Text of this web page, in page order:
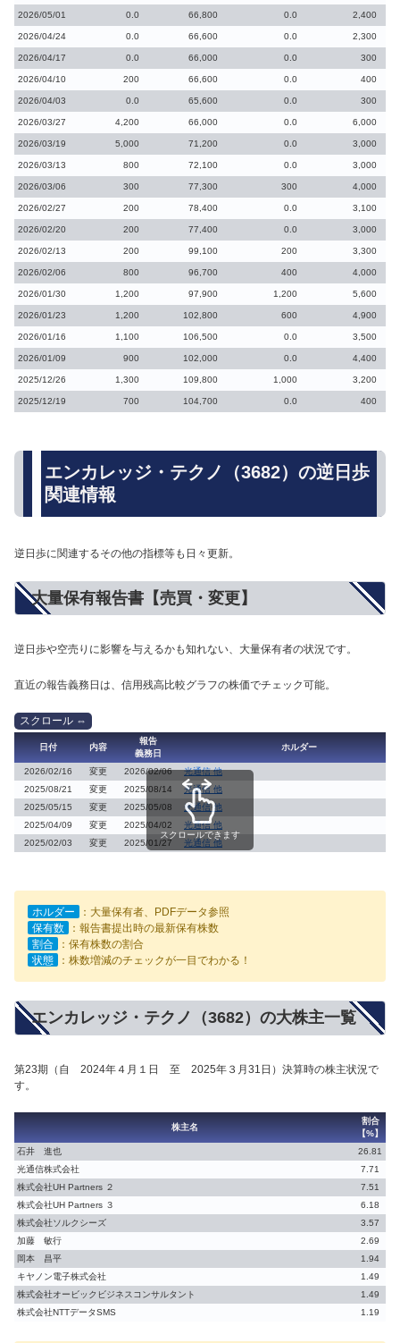
2026/05/01 0.0 66,800 0.0 2,400
2026/04/24 0.0 66,600 0.0 2,300
2026/04/17 0.0 66,000 0.0 300
2026/04/10 200 66,600 0.0 400
2026/04/03 0.0 65,600 0.0 300
2026/03/27 4,200 66,000 0.0 6,000
2026/03/19 5,000 71,200 0.0 3,000
2026/03/13 800 72,100 0.0 3,000
2026/03/06 300 77,300 300 4,000
2026/02/27 200 78,400 0.0 3,100
2026/02/20 200 77,400 0.0 3,000
2026/02/13 200 99,100 200 3,300
2026/02/06 800 96,700 400 4,000
2026/01/30 1,200 97,900 1,200 5,600
2026/01/23 1,200 102,800 600 4,900
2026/01/16 1,100 106,500 0.0 3,500
2026/01/09 900 102,000 0.0 4,400
2025/12/26 1,300 109,800 1,000 3,200
2025/12/19 700 104,700 0.0 400
エンカレッジ・テクノ（3682）の逆日歩
関連情報
逆日歩に関連するその他の指標等も日々更新。
大量保有報告書【売買・変更】
逆日歩や空売りに影響を与えるかも知れない、大量保有者の状況です。
直近の報告義務日は、信用残高比較グラフの株価でチェック可能。
日付 内容
報告
義務日
ホルダー
2026/02/16 変更 2026/02/06
光通信 他
2025/08/21
変更 2025/08/14
光通信 他
2025/05/15
変更 2025/05/08
光通信 他
2025/04/09
変更 2025/04/02
光通信 他
2025/02/03
変更 2025/01/27 光通信 他
スクロールできます
ホルダー
：大量保有者、PDFデータ参照
保有数
：報告書提出時の最新保有株数
割合
：保有株数の割合
状態
：株数増減のチェックが一目でわかる！
エンカレッジ・テクノ（3682）の大株主一覧
第23期（自 2024年４月１日 至 2025年３月31日）決算時の株主状況で
す。
株主名
割合
【%】
石井 進也
26.81
光通信株式会社
7.71
株式会社UH Partners ２
7.51
株式会社UH Partners ３
6.18
株式会社ソルクシーズ
3.57
加藤 敏行
2.69
岡本 昌平
1.94
キヤノン電子株式会社
1.49
株式会社オービックビジネスコンサルタント
1.49
株式会社NTTデータSMS
1.19